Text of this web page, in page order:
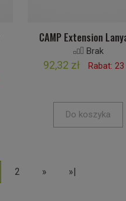
CAMP Extension
Brak
92,32 zł Rabat: 23
Do koszyka
2 » »|